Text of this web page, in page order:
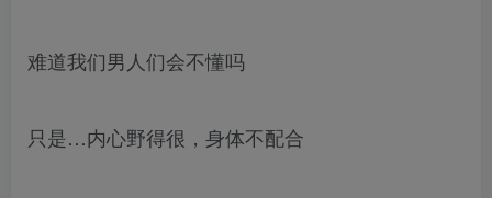
难道我们男人们会不懂吗
只是…内心野得很，身体不配合